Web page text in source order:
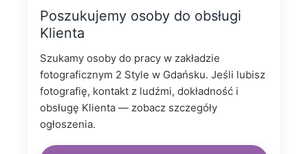
Poszukujemy osoby do obsługi
Klienta
Szukamy osoby do pracy w zakładzie
fotograficznym 2 Style w Gdańsku. Jeśli lubisz
fotografię, kontakt z ludźmi, dokładność i
obsługę Klienta — zobacz szczegóły
ogłoszenia.